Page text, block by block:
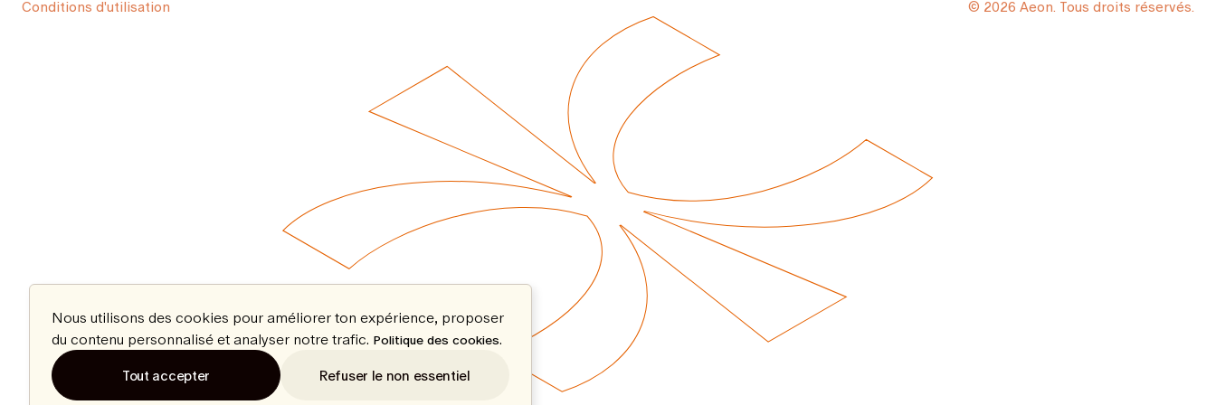
Conditions d'utilisation © 2026 Aeon. Tous droits réservés.
Nous utilisons des cookies pour améliorer ton expérience, proposer
du contenu personnalisé et analyser notre trafic. Politique des cookies.
Tout accepter Refuser le non essentiel